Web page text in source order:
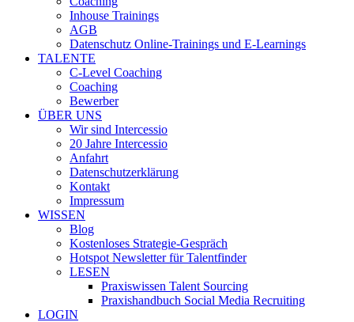
Inhouse Trainings
AGB
Datenschutz Online-Trainings und E-Learnings
TALENTE
C-Level Coaching
Coaching
Bewerber
ÜBER UNS
Wir sind Intercessio
20 Jahre Intercessio
Anfahrt
Datenschutzerklärung
Kontakt
Impressum
WISSEN
Blog
Kostenloses Strategie-Gespräch
Hotspot Newsletter für Talentfinder
LESEN
Praxiswissen Talent Sourcing
Praxishandbuch Social Media Recruiting
LOGIN